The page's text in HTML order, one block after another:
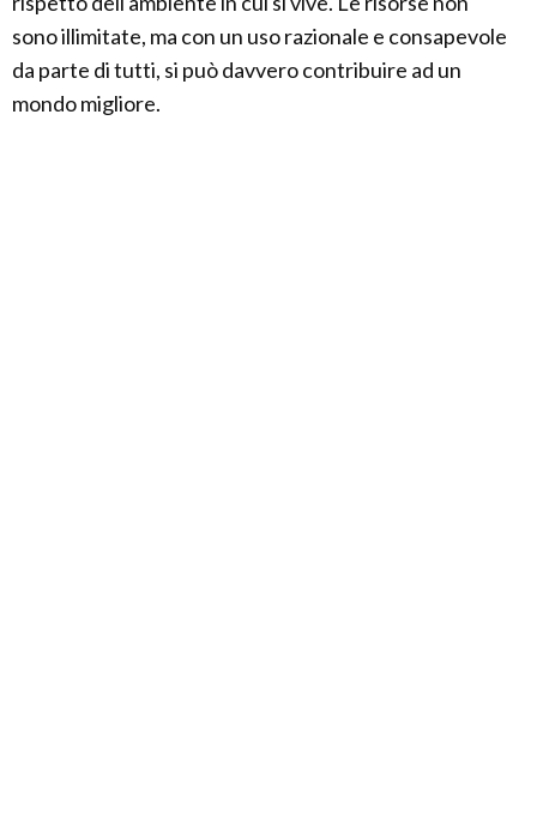
sono illimitate, ma con un uso razionale e consapevole
da parte di tutti, si può davvero contribuire ad un
mondo migliore.